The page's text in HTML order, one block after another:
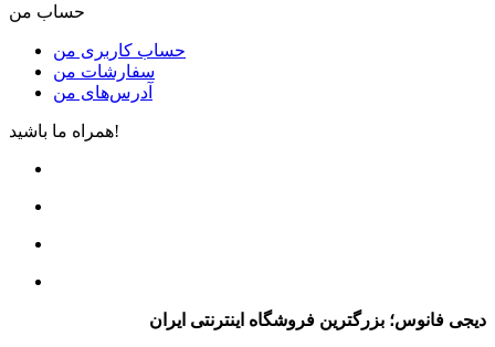
حساب من
حساب کاربری من
سفارشات من
آدرس‌های من
همراه ما باشید!
دیجی فانوس؛ بزرگترین فروشگاه اینترنتی ایران